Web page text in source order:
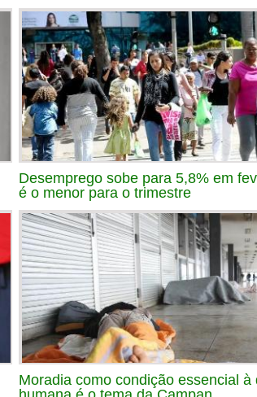
Desemprego sobe para 5,8% em
é o menor para o trimestre
Moradia como condição essencial à